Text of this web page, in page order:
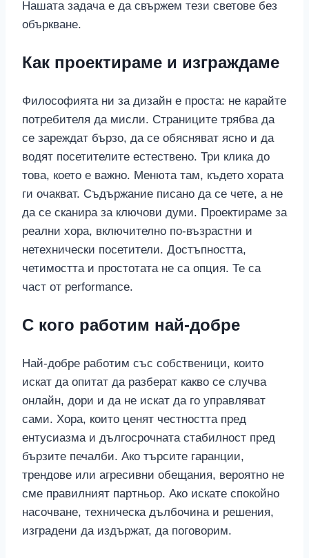
Нашата задача е да свържем тези светове без
объркване.
Как проектираме и изграждаме
Философията ни за дизайн е проста: не карайте
потребителя да мисли. Страниците трябва да
се зареждат бързо, да се обясняват ясно и да
водят посетителите естествено. Три клика до
това, което е важно. Менюта там, където хората
ги очакват. Съдържание писано да се чете, а не
да се сканира за ключови думи. Проектираме за
реални хора, включително по-възрастни и
нетехнически посетители. Достъпността,
четимостта и простотата не са опция. Те са
част от performance.
С кого работим най-добре
Най-добре работим със собственици, които
искат да опитат да разберат какво се случва
онлайн, дори и да не искат да го управляват
сами. Хора, които ценят честността пред
ентусиазма и дългосрочната стабилност пред
бързите печалби. Ако търсите гаранции,
трендове или агресивни обещания, вероятно не
сме правилният партньор. Ако искате спокойно
насочване, техническа дълбочина и решения,
изградени да издържат, да поговорим.